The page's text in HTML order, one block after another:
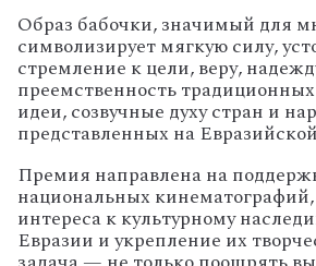
Образ бабочки, значимый для
символизирует мягкую силу,
стремление к цели, веру,
преемственность
идеи, созвучные духу стран и
представленных на
Премия направлена на
национальных
интереса к культурному
Евразии и укрепление их